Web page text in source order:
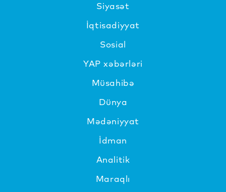
Siyasət
İqtisadiyyat
Sosial
YAP xəbərləri
Müsahibə
Dünya
Mədəniyyat
İdman
Analitik
Maraqlı